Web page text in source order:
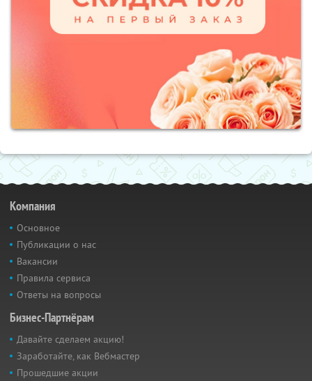
Компания
Основное
Публикации о нас
Вакансии
Правила сервиса
Ответы на вопросы
Бизнес-Партнёрам
Давайте сделаем акцию!
Заработайте, как Вебмастер
Прошедшие акции